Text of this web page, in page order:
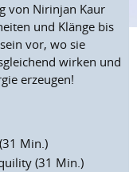
von Nirinjan Kaur
und Klänge bis
vor, wo sie
wirken und
erzeugen!
Min.)
(31 Min.)